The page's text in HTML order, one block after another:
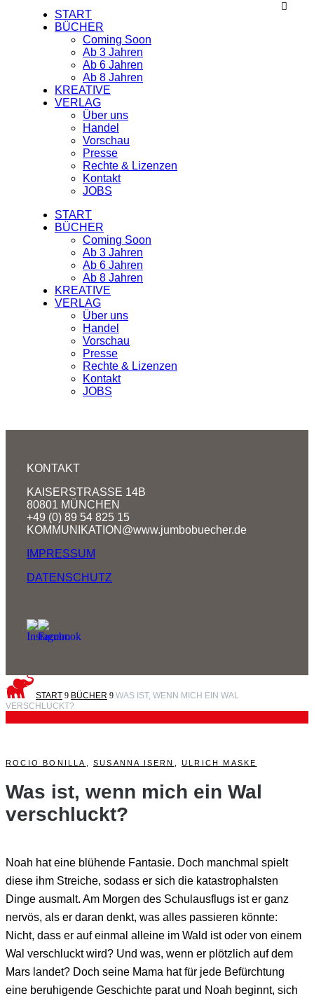

START
BÜCHER
Coming Soon
Ab 3 Jahren
Ab 6 Jahren
Ab 8 Jahren
KREATIVE
VERLAG
Über uns
Handel
Vorschau
Presse
Rechte & Lizenzen
Kontakt
JOBS
START
BÜCHER
Coming Soon
Ab 3 Jahren
Ab 6 Jahren
Ab 8 Jahren
KREATIVE
VERLAG
Über uns
Handel
Vorschau
Presse
Rechte & Lizenzen
Kontakt
JOBS
KONTAKT
KAISERSTRASSE 14B
80801 MÜNCHEN
+49 (0) 89 54 825 15
KOMMUNIKATION@www.jumbobuecher.de
IMPRESSUM
DATENSCHUTZ
START 9 BÜCHER 9 WAS IST, WENN MICH EIN WAL
VERSCHLUCKT?
ROCIO BONILLA ,SUSANNA ISERN ,ULRICH MASKE
Was ist, wenn mich ein Wal
verschluckt?
Noah hat eine blühende Fantasie. Doch manchmal spielt
diese ihm Streiche, sodass er sich die katastrophalsten
Dinge ausmalt. Am Morgen des Schulausflugs ist er ganz
nervös, als er daran denkt, was alles passieren könnte:
Nicht, dass er auf einmal alleine im Wald ist oder von einem
Wal verschluckt wird? Und was, wenn er plötzlich auf dem
Mars landet? Doch seine Mama hat für jede Befürchtung
eine beruhigende Geschichte parat und Noah beginnt, sich